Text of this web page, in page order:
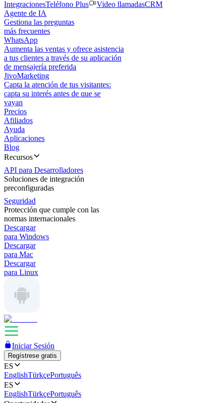
IntegracionesTeléfono Plus Video llamadasCRM
Agente de IA
Gestiona las preguntas
más frecuentes
WhatsApp
Aumenta las ventas y ofrece asistencia
a tus clientes a través de su aplicación
de mensajería preferida
JivoMarketing
Capta la atención de tus visitantes:
capta su interés antes de que se
vayan
Precios
Afiliados
Ayuda
Aplicaciones
Blog
Recursos
API para Desarrolladores
Soluciones de integración
preconfiguradas
Seguridad
Protección que cumple con las
normas internacionales
Descargar
para Windows
Descargar
para Mac
Descargar
para Linux
Iniciar Sesión
Regístrese gratis
ES
EnglishTürkçePortuguês
ES
EnglishTürkçePortuguês